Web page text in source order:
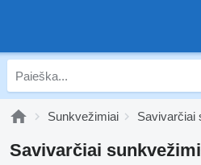
Sunkvežimiai Savivarčiai
Savivarčiai